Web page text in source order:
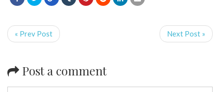
« Prev Post Next Post »
Post a comment